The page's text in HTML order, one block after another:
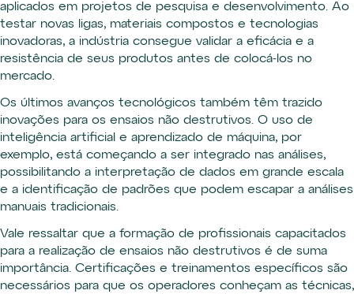
aplicados em projetos de pesquisa e desenvolvimento. Ao
testar novas ligas, materiais compostos e tecnologias
inovadoras, a indústria consegue validar a eficácia e a
resistência de seus produtos antes de colocá-los no
mercado.
Os últimos avanços tecnológicos também têm trazido
inovações para os ensaios não destrutivos. O uso de
inteligência artificial e aprendizado de máquina, por
exemplo, está começando a ser integrado nas análises,
possibilitando a interpretação de dados em grande escala
e a identificação de padrões que podem escapar a análises
manuais tradicionais.
Vale ressaltar que a formação de profissionais capacitados
para a realização de ensaios não destrutivos é de suma
importância. Certificações e treinamentos específicos são
necessários para que os operadores conheçam as técnicas,